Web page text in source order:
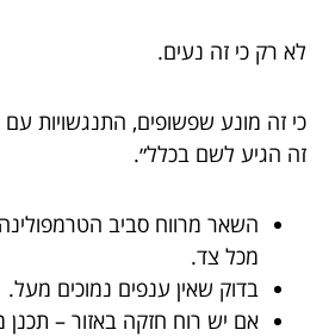
לא רק כי זה נעים.
כי זה מונע שפשופים, התנגשויות עם
זה הגיע לשם בכלל״.
השאר מרווח סביב
מכל צד.
בדוק שאין ענפים נמוכים מעל.
אם יש רוח חזקה באזור – תכנן